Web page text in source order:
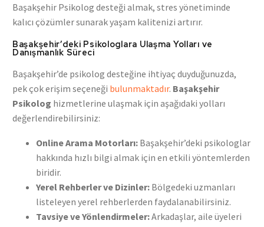
Başakşehir Psikolog desteği almak, stres yönetiminde
kalıcı çözümler sunarak yaşam kalitenizi artırır.
Başakşehir’deki Psikologlara Ulaşma Yolları ve
Danışmanlık Süreci
Başakşehir’de psikolog desteğine ihtiyaç duyduğunuzda,
pek çok erişim seçeneği bulunmaktadır. Başakşehir
Psikolog hizmetlerine ulaşmak için aşağıdaki yolları
değerlendirebilirsiniz:
Online Arama Motorları: Başakşehir’deki psikologlar
hakkında hızlı bilgi almak için en etkili yöntemlerden
biridir.
Yerel Rehberler ve Dizinler: Bölgedeki uzmanları
listeleyen yerel rehberlerden faydalanabilirsiniz.
Tavsiye ve Yönlendirmeler:Arkadaşlar, aile üyeleri